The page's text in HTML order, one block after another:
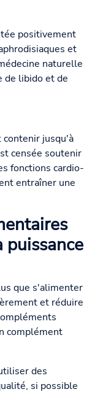
positivement
et
naturelle
de libido et de
contenir jusqu'à
censée soutenir
fonctions cardio-
entraîner une
puissance
que s'alimenter
et réduire
complément
des
si possible